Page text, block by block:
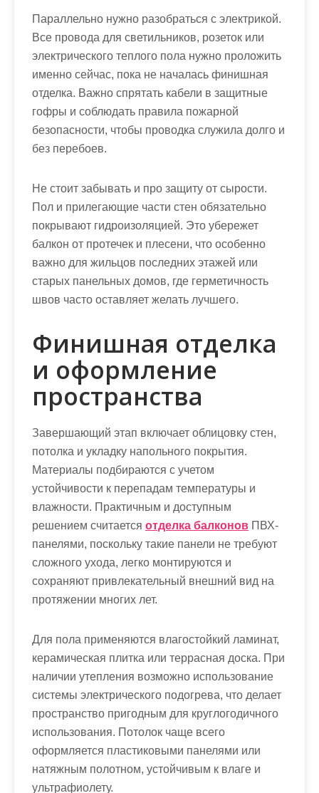
Параллельно нужно разобраться с электрикой.
Все провода для светильников, розеток или
электрического теплого пола нужно проложить
именно сейчас, пока не началась финишная
отделка. Важно спрятать кабели в защитные
гофры и соблюдать правила пожарной
безопасности, чтобы проводка служила долго и
без перебоев.
Не стоит забывать и про защиту от сырости.
Пол и прилегающие части стен обязательно
покрывают гидроизоляцией. Это убережет
балкон от протечек и плесени, что особенно
важно для жильцов последних этажей или
старых панельных домов, где герметичность
швов часто оставляет желать лучшего.
Финишная отделка
и оформление
пространства
Завершающий этап включает облицовку стен,
потолка и укладку напольного покрытия.
Материалы подбираются с учетом
устойчивости к перепадам температуры и
влажности. Практичным и доступным
решением считается отделка балконов ПВХ-
панелями, поскольку такие панели не требуют
сложного ухода, легко монтируются и
сохраняют привлекательный внешний вид на
протяжении многих лет.
Для пола применяются влагостойкий ламинат,
керамическая плитка или террасная доска. При
наличии утепления возможно использование
системы электрического подогрева, что делает
пространство пригодным для круглогодичного
использования. Потолок чаще всего
оформляется пластиковыми панелями или
натяжным полотном, устойчивым к влаге и
ультрафиолету.